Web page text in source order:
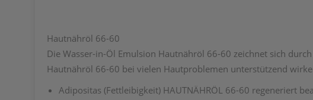
Hautnähröl 66-60
Die Wasser-in-Öl Emulsion Hautnähröl 66-60 zeichnet sich
Hautnähröl 66-60 bei vielen Hautproblemen unterstützend
Adipositas (Fettleibigkeit) HAUTNÄHRÖL 66-60 regeneriert